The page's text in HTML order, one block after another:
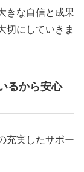
きな自信と成果
切にしていきま
るから安心
充実したサポー